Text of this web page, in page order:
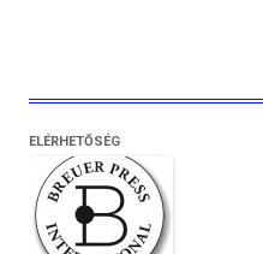
ELÉRHETŐSÉG